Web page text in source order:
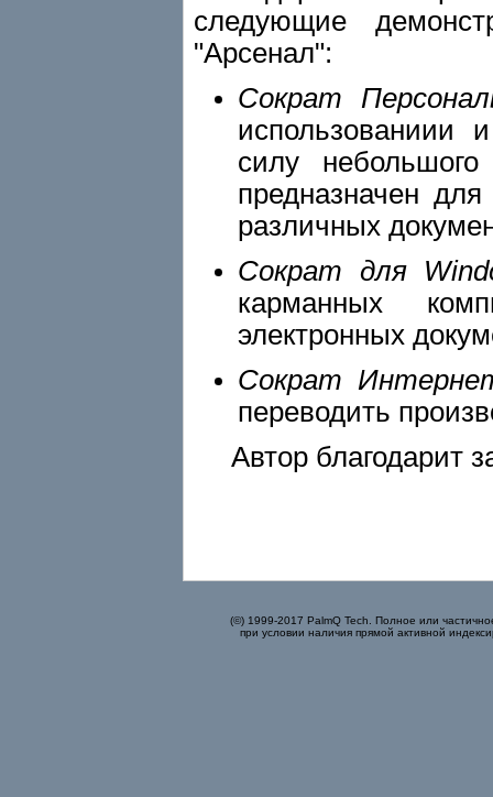
следующие
"Арсенал":
Сократ
использованиии
силу
предназначен
различных
Сократ для
карманных
электронных
Сократ
переводить
Автор благодарит
(©) 1999-2017 PalmQ Tech. Полное или
при условии наличия прямой активной